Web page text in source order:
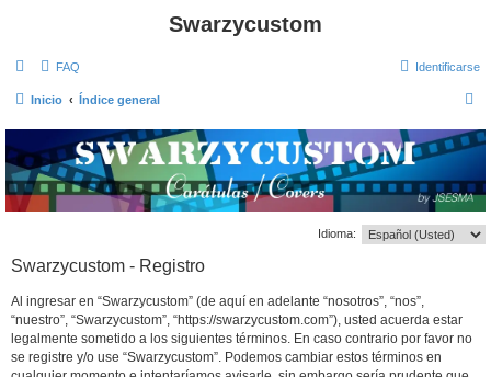
Swarzycustom
FAQ Identificarse
Inicio Índice general
c
r
Idioma:
Swarzycustom - Registro
Al ingresar en “Swarzycustom” (de aquí en adelante “nosotros”, “nos”,
“nuestro”, “Swarzycustom”, “https://swarzycustom.com”), usted acuerda estar
legalmente sometido a los siguientes términos. En caso contrario por favor no
se registre y/o use “Swarzycustom”. Podemos cambiar estos términos en